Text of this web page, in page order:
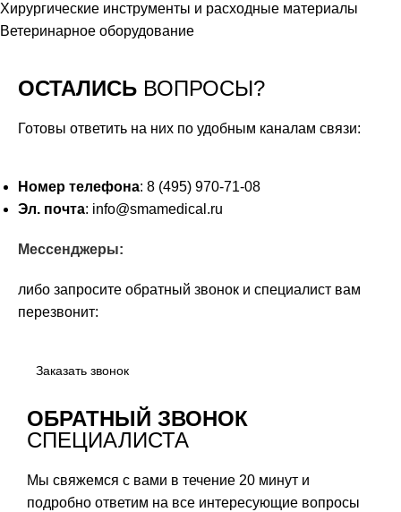
Хирургические инструменты и расходные материалы
Ветеринарное оборудование
ОСТАЛИСЬ ВОПРОСЫ?
Готовы ответить на них по удобным каналам связи:
Номер телефона: 8 (495) 970-71-08
Эл. почта: info@smamedical.ru
Мессенджеры:
либо запросите обратный звонок и специалист вам
перезвонит:
Заказать звонок
ОБРАТНЫЙ ЗВОНОК
СПЕЦИАЛИСТА
Мы свяжемся с вами в течение 20 минут и
подробно ответим на все интересующие вопросы